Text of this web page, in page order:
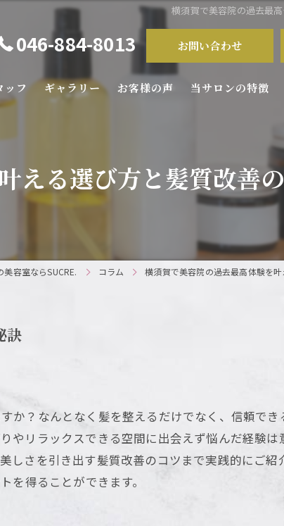
横須賀で美容院の過去最
046-884-8013 お問い合わせ
ッフ ギャラリー お客様の声 当サロンの特徴
パーマ
カット
ダメージケア
トリートメント
える選び方と髪質改善
容室ならSUCRE. コラム 横須賀で美容院の過去最高体験を
訣
？なんとなく髪を整えるだけでなく、信頼でき
やリラックスできる空間に出会えず悩んだ経験は
さを引き出す髪質改善のコツまで実践的にご紹
を得ることができます。